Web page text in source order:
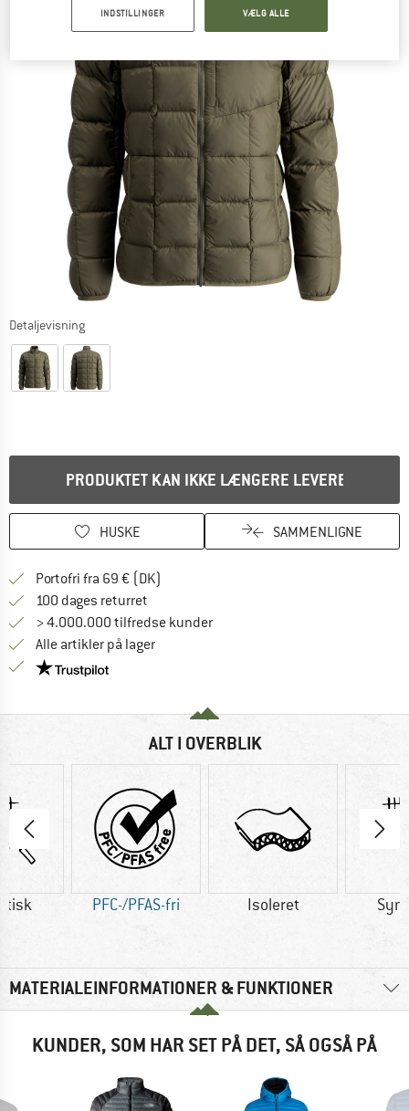
Detaljevisning
PRODUKTET KAN IKKE LÆNGERE LEVERES
HUSKE SAMMENLIGNE
Portofri fra 69 € (DK)
100 dages returret
> 4.000.000 tilfredse kunder
Alle artikler på lager
Vi er Trustpilot-certificeret - oplysningerne får du
ALT I OVERBLIK
PFC-/PFAS-fri Isoleret
MATERIALEINFORMATIONER & FUNKTIONER
KUNDER, SOM HAR SET PÅ DET, SÅ OGSÅ PÅ
INDSTILLINGER VÆLG ALLE